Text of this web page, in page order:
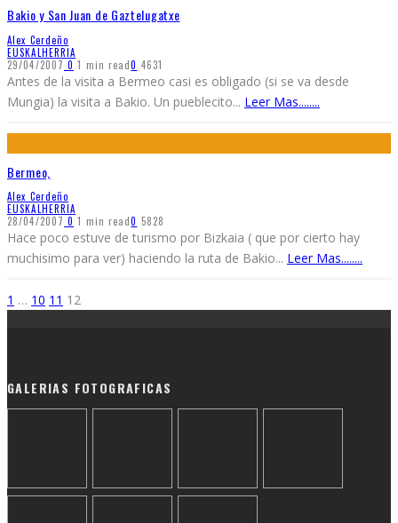
Bakio y San Juan de Gaztelugatxe
Alex Cerdeño
EUSKALHERRIA
29/04/2007 0 1 min read0 4631
Antes de la visita a Bermeo casi es obligado (si se va desde
Mungia) la visita a Bakio. Un pueblecito... Leer Mas........
Bermeo,
Alex Cerdeño
EUSKALHERRIA
28/04/2007 0 1 min read0 5828
Hace poco estuve de turismo por Bizkaia ( que por cierto hay
muchisimo para ver) haciendo la ruta de Bakio... Leer Mas........
1 … 10 11 12
GALERIAS FOTOGRAFICAS